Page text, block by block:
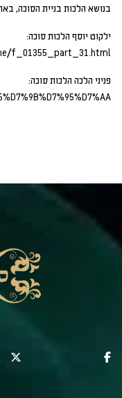
בנושא הלכות בניית הסוכה,
ילקוט יוסף הלכות סוכה:
f_01355_part_31.html
פניני הלכה הלכות סוכה: